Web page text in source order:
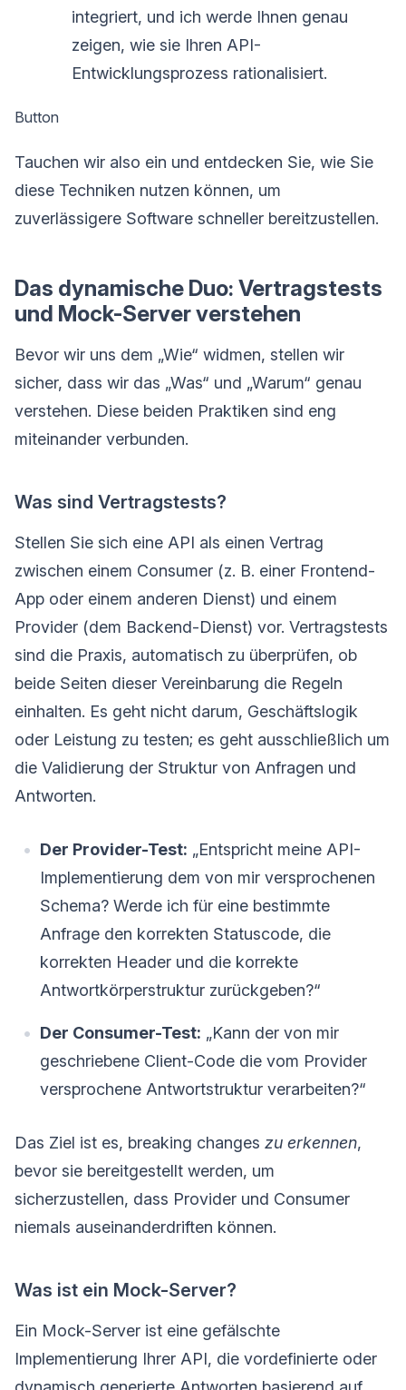
integriert, und ich werde Ihnen genau
zeigen, wie sie Ihren API-
Entwicklungsprozess rationalisiert.
Button
Tauchen wir also ein und entdecken Sie, wie Sie
diese Techniken nutzen können, um
zuverlässigere Software schneller bereitzustellen.
Das dynamische Duo: Vertragstests
und Mock-Server verstehen
Bevor wir uns dem „Wie“ widmen, stellen wir
sicher, dass wir das „Was“ und „Warum“ genau
verstehen. Diese beiden Praktiken sind eng
miteinander verbunden.
Was sind Vertragstests?
Stellen Sie sich eine API als einen Vertrag
zwischen einem Consumer (z. B. einer Frontend-
App oder einem anderen Dienst) und einem
Provider (dem Backend-Dienst) vor. Vertragstests
sind die Praxis, automatisch zu überprüfen, ob
beide Seiten dieser Vereinbarung die Regeln
einhalten. Es geht nicht darum, Geschäftslogik
oder Leistung zu testen; es geht ausschließlich um
die Validierung der Struktur von Anfragen und
Antworten.
Der Provider-Test: „Entspricht meine API-
Implementierung dem von mir versprochenen
Schema? Werde ich für eine bestimmte
Anfrage den korrekten Statuscode, die
korrekten Header und die korrekte
Antwortkörperstruktur zurückgeben?“
Der Consumer-Test: „Kann der von mir
geschriebene Client-Code die vom Provider
versprochene Antwortstruktur verarbeiten?“
Das Ziel ist es, breaking changes zu erkennen,
bevor sie bereitgestellt werden, um
sicherzustellen, dass Provider und Consumer
niemals auseinanderdriften können.
Was ist ein Mock-Server?
Ein Mock-Server ist eine gefälschte
Implementierung Ihrer API, die vordefinierte oder